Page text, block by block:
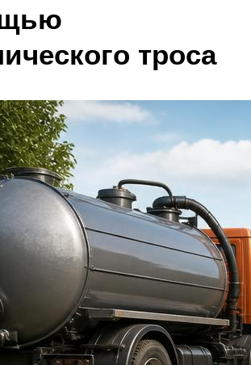
троса